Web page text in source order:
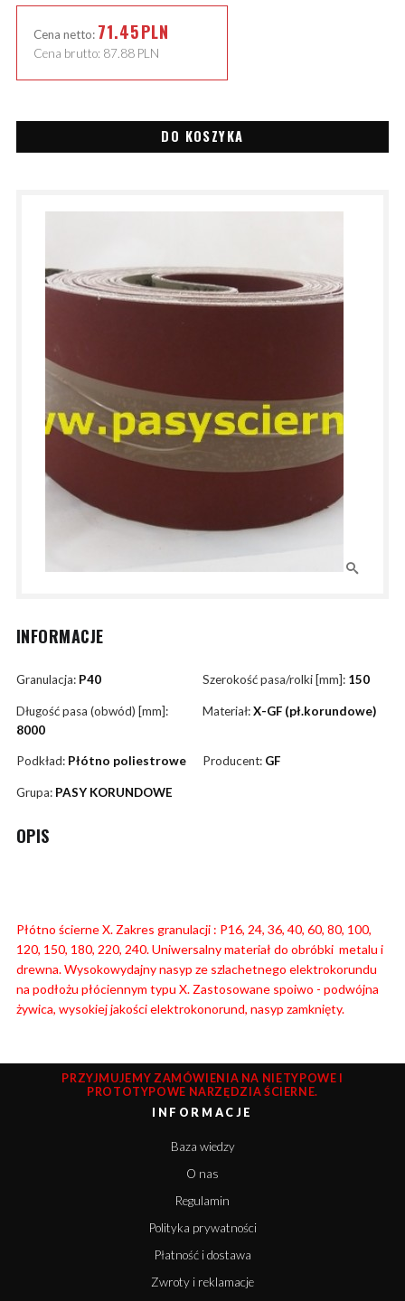
Cena netto: 71.45PLN
Cena brutto: 87.88 PLN
DO KOSZYKA
INFORMACJE
Granulacja: P40 Szerokość pasa/rolki [mm]: 150
Długość pasa (obwód) [mm]:
8000
Materiał:X-GF (pł.korundowe)
Podkład: Płótno poliestrowe Producent: GF
Grupa: PASY KORUNDOWE
OPIS
Płótno ścierne X. Zakres granulacji : P16, 24, 36, 40, 60, 80, 100,
120, 150, 180, 220, 240. Uniwersalny materiał do obróbki metalu i
drewna. Wysokowydajny nasyp ze szlachetnego elektrokorundu
na podłożu płóciennym typu X. Zastosowane spoiwo - podwójna
żywica, wysokiej jakości elektrokonorund, nasyp zamknięty.
PRZYJMUJEMY ZAMÓWIENIA NA NIETYPOWE I
PROTOTYPOWE NARZĘDZIA ŚCIERNE.
INFORMACJE
Baza wiedzy
O nas
Regulamin
Polityka prywatności
Płatność i dostawa
Zwroty i reklamacje